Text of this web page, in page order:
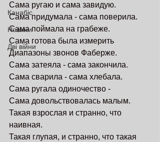
Канабіс
Новини
Дві війни
Сама ругаю и сама завидую.
Сама придумала - сама поверила.
Сама поймала на грабеже.
Сама готова была измерить
Диапазоны звонов Фаберже.
Сама затеяла - сама закончила.
Сама сварила - сама хлебала.
Сама ругала одиночество -
Сама довольствовалась малым.
Такая взрослая и странно, что
наивная.
Такая глупая, и странно, что такая